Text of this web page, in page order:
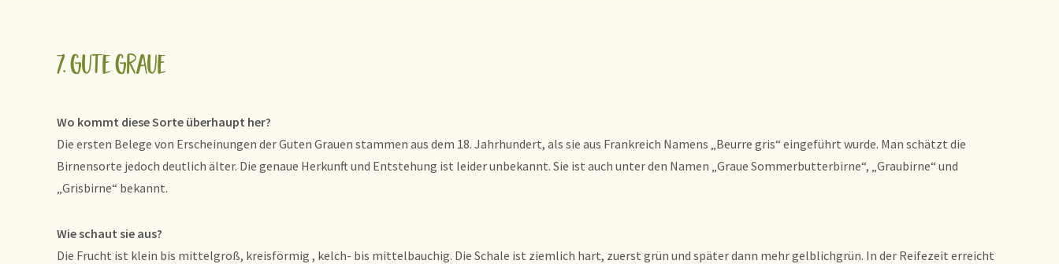
7. Gute Graue
Wo kommt diese Sorte überhaupt her?
Die ersten Belege von Erscheinungen der Guten Grauen stammen aus dem 18. Jahrhundert, als sie aus Frankreich Namens „Beurre gris“ eingeführt wurde. Man schätzt die
Birnensorte jedoch deutlich älter. Die genaue Herkunft und Entstehung ist leider unbekannt. Sie ist auch unter den Namen „Graue Sommerbutterbirne“, „Graubirne“ und
„Grisbirne“ bekannt.
Wie schaut sie aus?
Die Frucht ist klein bis mittelgroß, kreisförmig , kelch- bis mittelbauchig. Die Schale ist ziemlich hart, zuerst grün und später dann mehr gelblichgrün. In der Reifezeit erreicht